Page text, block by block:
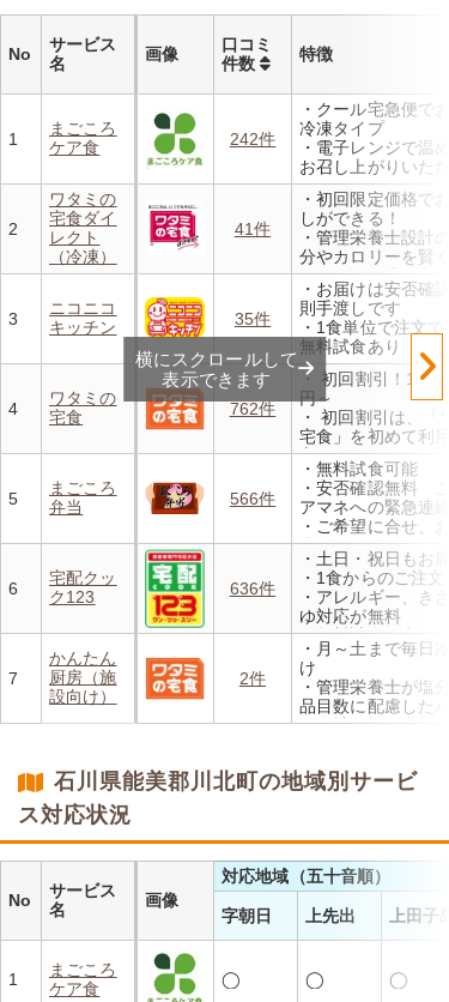
No
サービス
名
画像
口コミ
件数
特徴
1
まごころ
ケア食
242件
・クール宅急便で
冷凍タイプ
・電子レンジで温
お召し上がりいただ
・メニューの組み
理栄養士にお任せ
・定期は通常価格
んと20％OFF！
2
ワタミの
宅食ダイ
レクト
（冷凍）
41件
・初回限定価格で
しができる！
・管理栄養士設計
分やカロリーを賢く
・レンジで温めるだ
使わず安全で片付
・豊富な献立で毎
飽きることなく楽し
3
ニコニコ
キッチン
35件
・お届けは安否確
則手渡しです
・1食単位で注文で
無料試食あり
・刻み食やお粥、
細かいご要望にも
・買物代行、配膳
べ残し確認等も承り
4
ワタミの
宅食
762件
・ 初回割引！1食
円～
・ 初回割引は、「
宅食」を初めて利用
方、または6か月以
お休みされている
なります。※「好
ず」「好い日の御
外
・香り、風味、食
るよう冷蔵でお届け
・日替わりの献立
らご利用可能
5
まごころ
弁当
566件
・無料試食可能
・安否確認無料 ご
アマネへの緊急連絡
・ご希望に合せ、
食、アレルギーに無
・1回だけ、1食だ
もOK
6
宅配クッ
ク123
636件
・土日・祝日もお届
・1食からのご注文
・アレルギー、き
ゆ対応が無料
・無料試食・安否
対応あり
7
かんたん
厨房（施
設向け）
2件
・月～土まで毎日
け
・管理栄養士が塩
品目数に配慮した
・自社工場で厳格
減を実現！温める
横にスクロールして
表示できます
石川県能美郡川北町の地域別サービ
ス対応状況
No
サービス
名
画像
対応地域（五十音順）
字朝日 上先出 上田子島
1
まごころ
ケア食
◯ ◯ ◯